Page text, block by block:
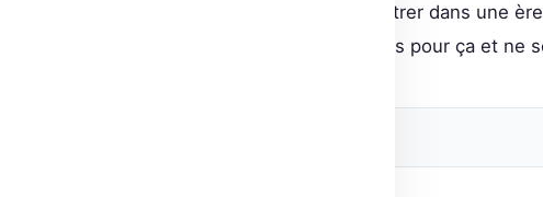
Open Source ou non, l’IA doit entrer dans une
accrues. Embarque les outils faits pour ça et ne